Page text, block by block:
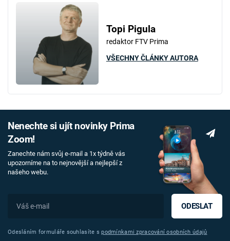
Topi Pigula
redaktor FTV Prima
VŠECHNY ČLÁNKY AUTORA
Nenechte si ujít novinky Prima
Zoom!
Zanechte nám svůj e-mail a 1x týdně vás
upozorníme na to nejnovější a nejlepší z
našeho webu.
ODESLAT
Odesláním formuláře souhlasíte spodmínkami zpracování osobních údajů